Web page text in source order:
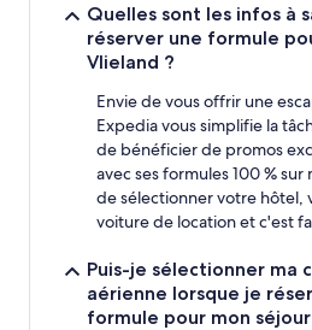
Quelles sont les infos à
réserver une formule
Vlieland ?
Envie de vous offrir une
Expedia vous simplifie la
de bénéficier de promos
avec ses formules 100 %
de sélectionner votre hôtel,
voiture de location et c'est
Puis-je sélectionner ma
aérienne lorsque je
formule pour mon